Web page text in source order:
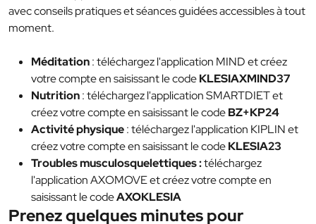
avec conseils pratiques et séances guidées accessibles à tout
moment.
Méditation: téléchargez l'application MIND et créez
votre compte en saisissant le codeKLESIAXMIND37
Nutrition: téléchargez l'application SMARTDIET et
créez votre compte en saisissant le codeBZ+KP24
Activité physique: téléchargez l'application KIPLIN et
créez votre compte en saisissant le codeKLESIA23
Troubles musculosquelettiques :téléchargez
l'application AXOMOVE et créez votre compte en
saisissant le codeAXOKLESIA
Prenez quelques minutes pour